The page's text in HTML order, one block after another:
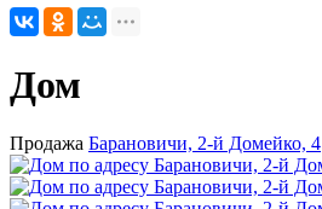
Дом
Продажа Барановичи, 2-й Домейко, 4